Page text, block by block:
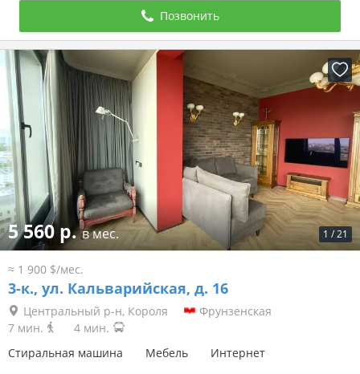
Позвонить
1 /21
5 560 р.в мес.
≈ 1 900 $/мес.
3-к., ул. Кальварийская, д. 16
Центральный р-н, Короля
Фрунзенская
7 мин.
4 мин.
Стиральная машина
Мебель Интернет